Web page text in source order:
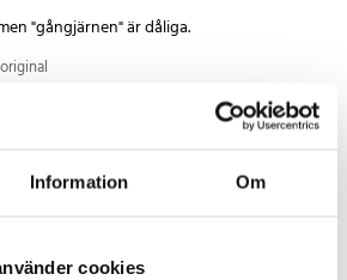
Information Om
cookies
och skruvdragning i flera material
med inredning
"gångjärnen" är dåliga.
original